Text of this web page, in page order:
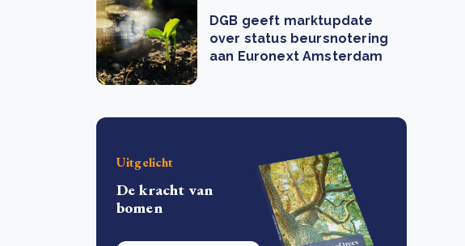
DGB geeft marktupdate
over status beursnotering
aan Euronext Amsterdam
Uitgelicht
De kracht van
bomen